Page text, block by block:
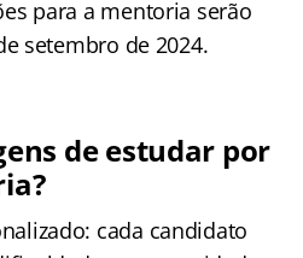
para a mentoria serão
setembro de 2024.
de estudar por
cada candidato